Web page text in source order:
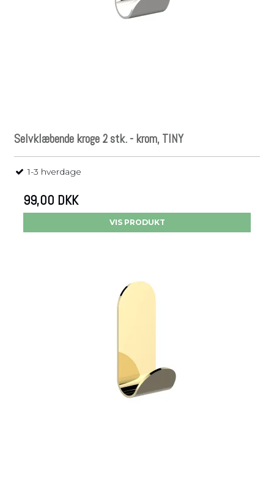
Selvklæbende kroge 2 stk. - krom, TINY
1-3 hverdage
99,00 DKK
VIS PRODUKT